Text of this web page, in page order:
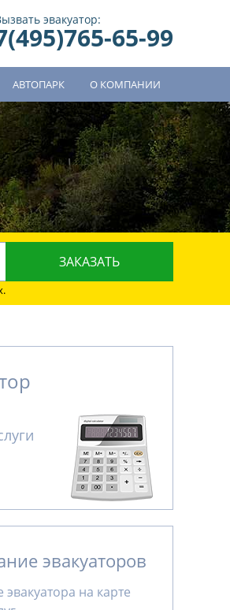
эвакуатор:
65-99
АВТОПАРК О КОМПАНИИ
эвакуаторов
на карте